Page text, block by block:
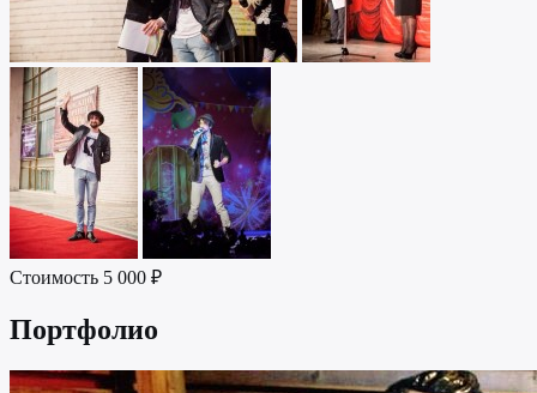
Стоимость 5 000 ₽
Портфолио